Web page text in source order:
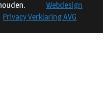
Webdesign
Privacy Verklaring AVG